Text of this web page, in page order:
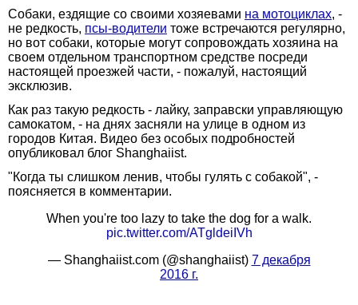
Собаки, ездящие со своими хозяевами на мотоциклах, -
не редкость, псы-водители тоже встречаются регулярно,
но вот собаки, которые могут сопровождать хозяина на
своем отдельном транспортном средстве посреди
настоящей проезжей части, - пожалуй, настоящий
эксклюзив.
Как раз такую редкость - лайку, заправски управляющую
самокатом, - на днях засняли на улице в одном из
городов Китая. Видео без особых подробностей
опубликовал блог Shanghaiist.
"Когда ты слишком ленив, чтобы гулять с собакой", -
поясняется в комментарии.
When you're too lazy to take the dog for a walk.
pic.twitter.com/ATgldeiIVh
— Shanghaiist.com (@shanghaiist) 7 декабря
2016 г.